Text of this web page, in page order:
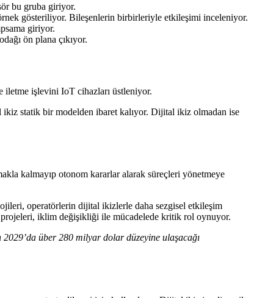
bu gruba giriyor.
gösteriliyor. Bileşenlerin birbirleriyle etkileşimi inceleniyor.
giriyor.
ön plana çıkıyor.
işlevini IoT cihazları üstleniyor.
statik bir modelden ibaret kalıyor. Dijital ikiz olmadan ise
kalmayıp otonom kararlar alarak süreçleri yönetmeye
operatörlerin dijital ikizlerle daha sezgisel etkileşim
iklim değişikliği ile mücadelede kritik rol oynuyor.
über 280 milyar dolar düzeyine ulaşacağı